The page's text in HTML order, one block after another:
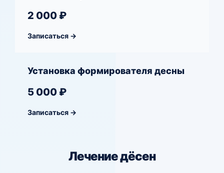
2 000 ₽
Записаться →
Установка формирователя десны
5 000 ₽
Записаться →
Лечение дёсен